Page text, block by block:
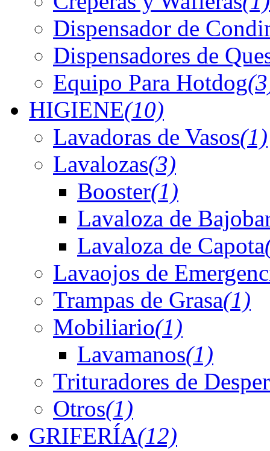
Dispensador de
Dispensadores de
Equipo Para Hotdog
HIGIENE(10)
Lavadoras de Vasos(1)
Lavalozas(3)
Booster(1)
Lavaloza de
Lavaloza de Capota
Lavaojos de
Trampas de Grasa(1)
Mobiliario(1)
Lavamanos(1)
Trituradores de
Otros(1)
GRIFERÍA(12)